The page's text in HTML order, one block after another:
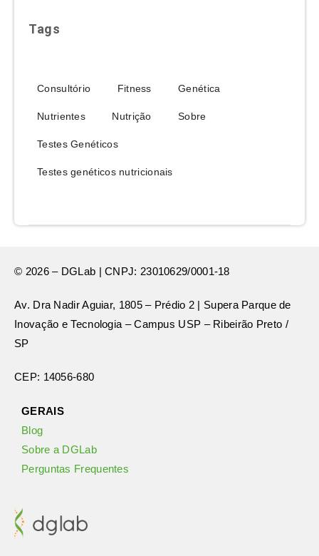
Tags
Consultório Fitness Genética
Nutrientes Nutrição Sobre
Testes Genéticos
Testes genéticos nutricionais
© 2026 – DGLab | CNPJ: 23010629/0001-18
Av. Dra Nadir Aguiar, 1805 – Prédio 2 | Supera Parque de
Inovação e Tecnologia – Campus USP – Ribeirão Preto /
SP
CEP: 14056-680
GERAIS
Blog
Sobre a DGLab
Perguntas Frequentes